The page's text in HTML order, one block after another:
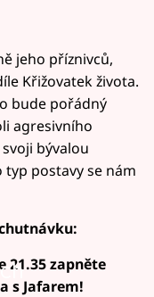
jeho příznivců,
Křižovatek života.
bude pořádný
agresivního
bývalou
postavy se nám
21.35 zapněte
s Jafarem!